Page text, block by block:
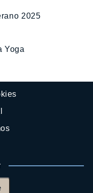
2025
Yoga